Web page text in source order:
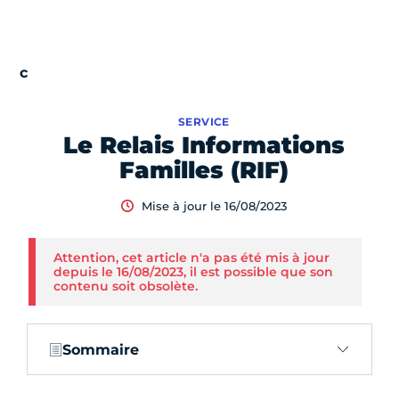
Le Relais Informations
Familles (RIF)
SERVICE
Mise à jour le 16/08/2023
Attention, cet article n'a pas été mis à jour
depuis le 16/08/2023, il est possible que son
contenu soit obsolète.
Sommaire